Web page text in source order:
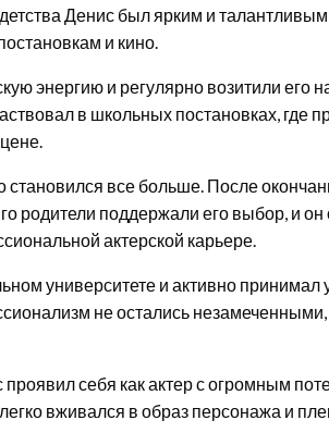
Денис был ярким и
и кино.
энергию и регулярно возитили его
в школьных постановках, где
становился все больше. После
родители поддержали его выбор, и
актерской карьере.
университете и активно принимал
не остались
себя как актер с огромным
вживался в образ персонажа и